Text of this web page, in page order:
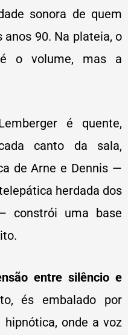
sonora de quem
anos 90. Na plateia, o
o volume, mas a
é quente,
canto da sala,
de Arne e Dennis —
herdada dos
constrói uma base
entre silêncio e
és embalado por
onde a voz